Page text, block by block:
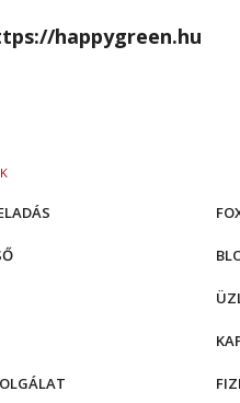
happygreen.hu